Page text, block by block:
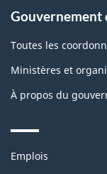
Gouvernement
Toutes les
Ministères et
À propos du
Themes
Emplois